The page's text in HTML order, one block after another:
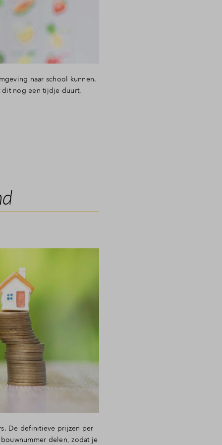
naar school kunnen.
dit nog een tijdje duurt,
De definitieve prijzen per
delen, zodat je